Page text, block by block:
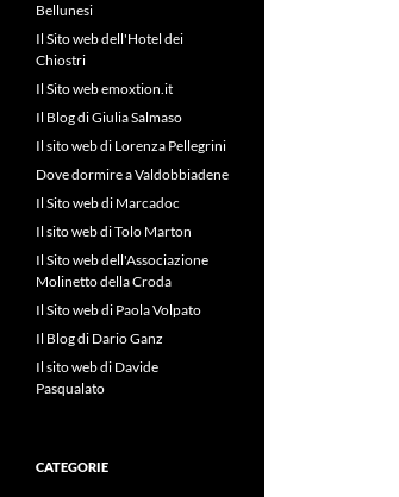
Bellunesi
Il Sito web dell'Hotel dei
Chiostri
Il Sito web emoxtion.it
Il Blog di Giulia Salmaso
Il sito web di Lorenza Pellegrini
Dove dormire a Valdobbiadene
Il Sito web di Marcadoc
Il sito web di Tolo Marton
Il Sito web dell'Associazione
Molinetto della Croda
Il Sito web di Paola Volpato
Il Blog di Dario Ganz
Il sito web di Davide
Pasqualato
CATEGORIE